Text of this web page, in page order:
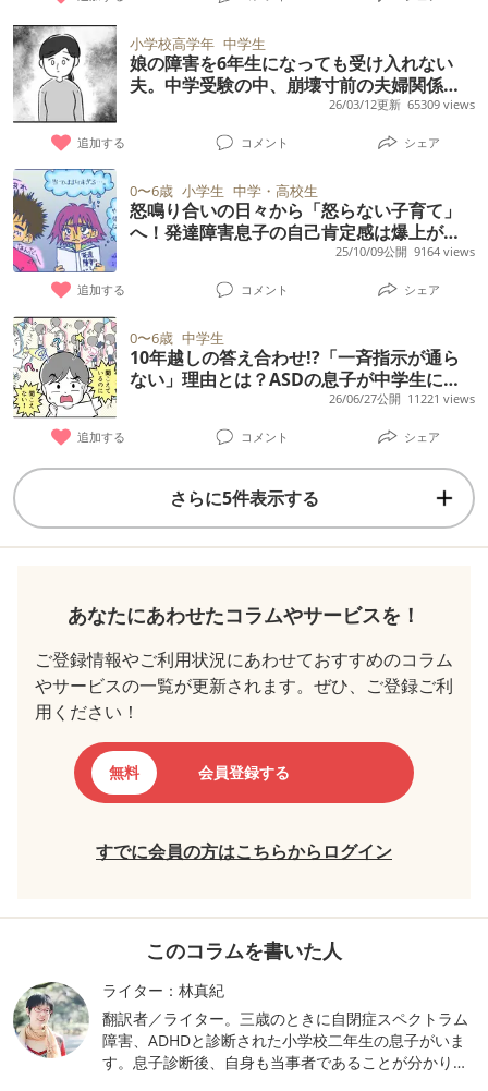
小学校高学年 中学生
娘の障害を6年生になっても受け入れない
夫。中学受験の中、崩壊寸前の夫婦関係。
そのとき妻は【マンガ発達障害の子どもと
私たち／りん編5話】
26/03/12更新 65309 views
追加する コメント シェア
0〜6歳 小学生 中学・高校生
怒鳴り合いの日々から「怒らない子育て」
へ！発達障害息子の自己肯定感は爆上がり!?
25/10/09公開 9164 views
追加する コメント シェア
0〜6歳 中学生
10年越しの答え合わせ!?「一斉指示が通ら
ない」理由とは？ASDの息子が中学生にな
26/06/27公開 11221 views
追加する コメント シェア
さらに5件表示する
あなたにあわせたコラムやサービスを！
ご登録情報やご利用状況にあわせておすすめのコラム
やサービスの一覧が更新されます。ぜひ、ご登録ご利
用ください！
無料 会員登録する
すでに会員の方はこちらからログイン
このコラムを書いた人
ライター：林真紀
翻訳者／ライター。三歳のときに自閉症スペクトラム
障害、ADHDと診断された小学校二年生の息子がいま
す。息子診断後、自身も当事者であることが分かりま